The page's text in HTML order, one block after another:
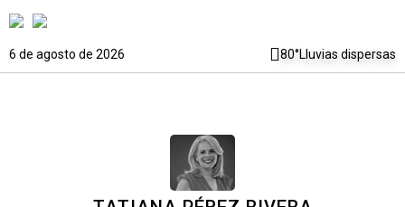
6 de agosto de 2026 80°Lluvias dispersas